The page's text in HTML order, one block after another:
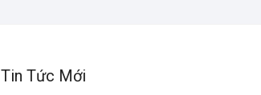
Tin Tức Mới